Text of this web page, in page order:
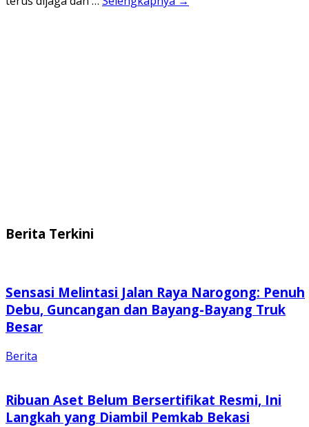
Berita Terkini
Sensasi Melintasi Jalan Raya Narogong: Penuh
Debu, Guncangan dan Bayang-Bayang Truk
Besar
Berita
Ribuan Aset Belum Bersertifikat Resmi, Ini
Langkah yang Diambil Pemkab Bekasi